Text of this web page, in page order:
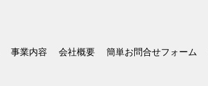
事業内容 会社概要 簡単お問合せフォーム